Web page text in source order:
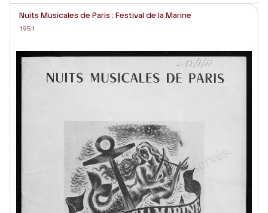
Nuits Musicales de Paris : Festival de la Marine
1951